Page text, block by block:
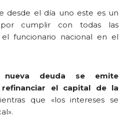
desde el día uno este es un
cumplir con todas las
el funcionario nacional en el
nueva deuda se emite
refinanciar el capital de la
que «los intereses se